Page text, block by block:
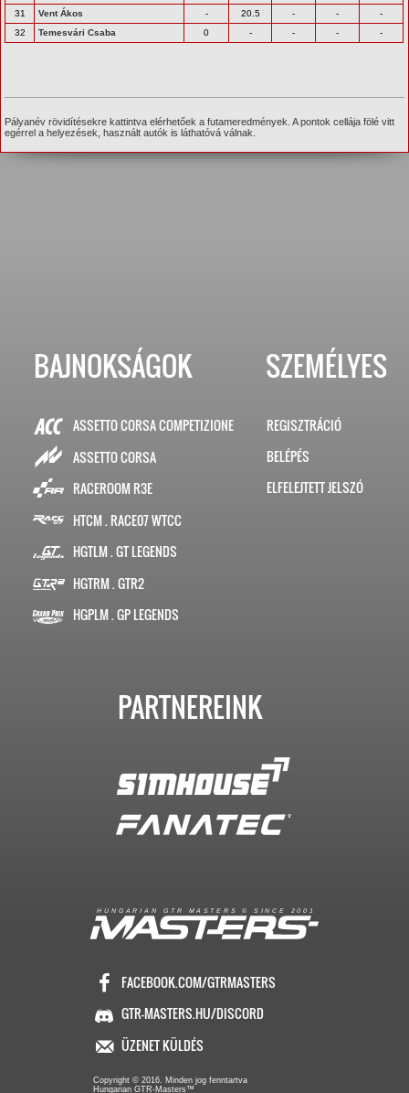
31
Vent Ákos - 20.5 - -
-
32
Temesvári Csaba 0 - - - -
Pályanév rövidítésekre kattintva elérhetőek a futameredmények. A pontok cellája fölé vitt
egérrel a helyezések, használt autók is láthatóvá válnak.
BAJNOKSÁGOK
ASSETTO CORSA COMPETIZIONE
ASSETTO CORSA
RACEROOM R3E
HTCM . RACE07 WTCC
HGTLM . GT LEGENDS
HGTRM . GTR2
HGPLM . GP LEGENDS
SZEMÉLYES
REGISZTRÁCIÓ
BELÉPÉS
ELFELEJTETT JELSZÓ
PARTNEREINK
H U N G A R I A N G T R M A S T E R S © S I N C E 2 0 0 1
FACEBOOK.COM/GTRMASTERS
GTR-MASTERS.HU/DISCORD
ÜZENET KÜLDÉS
Copyright © 2016. Minden jog fenntartva
Hungarian GTR-Masters™